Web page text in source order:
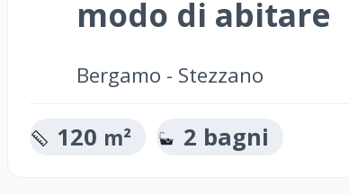
modo di abitare
Bergamo - Stezzano
120 m² 2 bagni